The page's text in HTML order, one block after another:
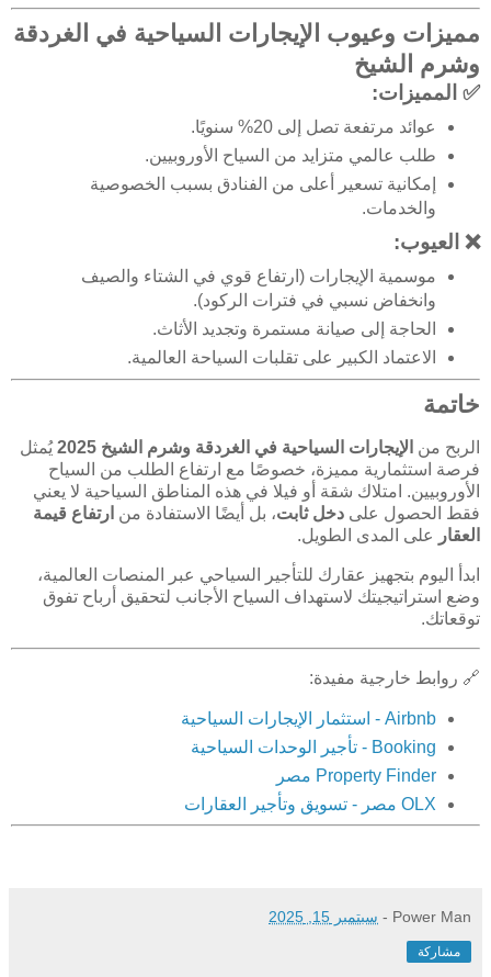
مميزات وعيوب الإيجارات السياحية في الغردقة
وشرم الشيخ
✅ المميزات:
عوائد مرتفعة تصل إلى 20% سنويًا.
طلب عالمي متزايد من السياح الأوروبيين.
إمكانية تسعير أعلى من الفنادق بسبب الخصوصية
والخدمات.
❌ العيوب:
موسمية الإيجارات (ارتفاع قوي في الشتاء والصيف
وانخفاض نسبي في فترات الركود).
الحاجة إلى صيانة مستمرة وتجديد الأثاث.
الاعتماد الكبير على تقلبات السياحة العالمية.
خاتمة
الربح من الإيجارات السياحية في الغردقة وشرم الشيخ 2025
يُمثل
فرصة استثمارية مميزة، خصوصًا مع ارتفاع الطلب من السياح
الأوروبيين. امتلاك شقة أو فيلا في هذه المناطق السياحية لا يعني
فقط الحصول على دخل ثابت، بل أيضًا الاستفادة من ارتفاع قيمة
العقار
على المدى الطويل.
ابدأ اليوم بتجهيز عقارك للتأجير السياحي عبر المنصات العالمية،
وضع استراتيجيتك لاستهداف السياح الأجانب لتحقيق أرباح تفوق
توقعاتك.
🔗 روابط خارجية مفيدة:
Airbnb - استثمار الإيجارات السياحية
Booking - تأجير الوحدات السياحية
Property Finder مصر
OLX مصر - تسويق وتأجير العقارات
Power Man
- سبتمبر 15, 2025
مشاركة